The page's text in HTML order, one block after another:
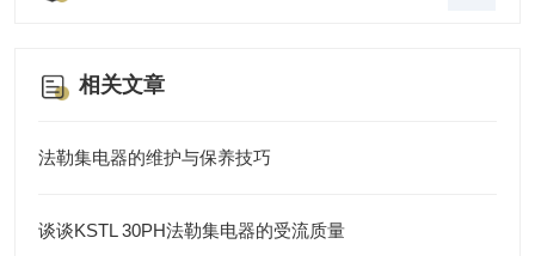
相关文章
法勒集电器的维护与保养技巧
谈谈KSTL 30PH法勒集电器的受流质量